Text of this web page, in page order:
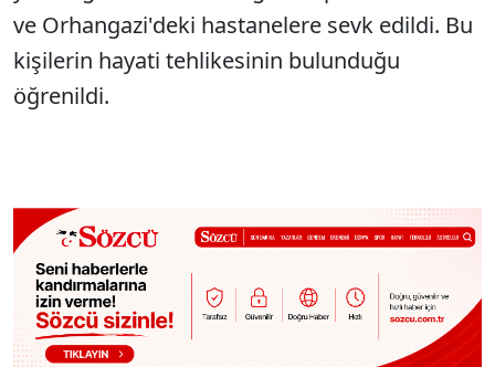
ve Orhangazi'deki hastanelere sevk edildi. Bu
kişilerin hayati tehlikesinin bulunduğu
öğrenildi.